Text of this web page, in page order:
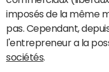
imposés de la même
pas. Cependant,
l'entrepreneur a la
sociétés